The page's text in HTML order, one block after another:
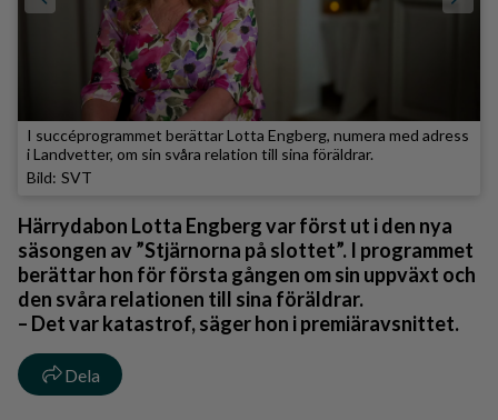
I succéprogrammet berättar Lotta Engberg, numera med adress
i Landvetter, om sin svåra relation till sina föräldrar.
SVT
Härrydabon Lotta Engberg var först ut i den nya
säsongen av ”Stjärnorna på slottet”. I programmet
berättar hon för första gången om sin uppväxt och
den svåra relationen till sina föräldrar.
– Det var katastrof, säger hon i premiäravsnittet.
Dela